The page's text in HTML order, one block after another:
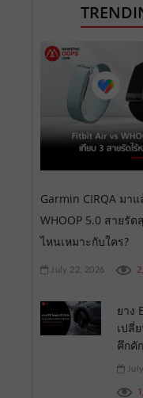
Garmin CIRQA มา
WHOOP 5.0 สายรั
ไหนเหมาะกับใคร?
July 22, 2026
ยาง
เปลี่
คึกคั
July